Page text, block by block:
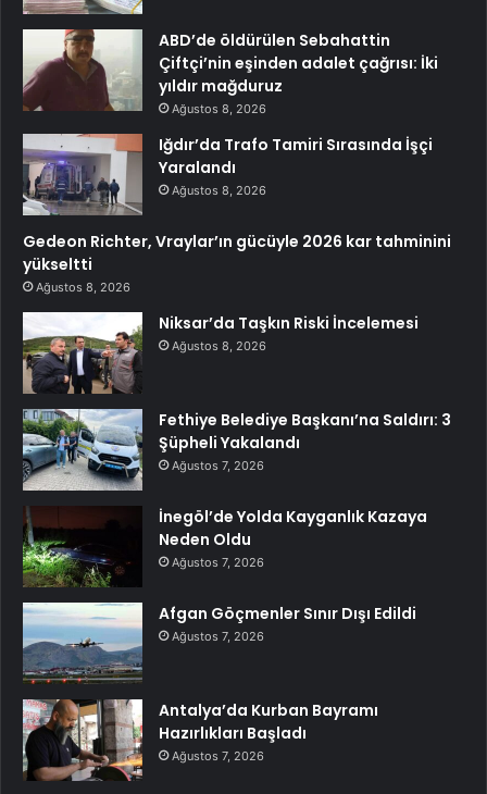
ABD’de öldürülen Sebahattin
Çiftçi’nin eşinden adalet çağrısı: İki
yıldır mağduruz
Ağustos 8, 2026
Iğdır’da Trafo Tamiri Sırasında İşçi
Yaralandı
Ağustos 8, 2026
Gedeon Richter, Vraylar’ın gücüyle 2026 kar tahminini
yükseltti
Ağustos 8, 2026
Niksar’da Taşkın Riski İncelemesi
Ağustos 8, 2026
Fethiye Belediye Başkanı’na Saldırı: 3
Şüpheli Yakalandı
Ağustos 7, 2026
İnegöl’de Yolda Kayganlık Kazaya
Neden Oldu
Ağustos 7, 2026
Afgan Göçmenler Sınır Dışı Edildi
Ağustos 7, 2026
Antalya’da Kurban Bayramı
Hazırlıkları Başladı
Ağustos 7, 2026